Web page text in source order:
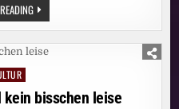
DEBATTE:
KAMPF
UM
DIE
KILLERMASCHINEN
kein bisschen leise